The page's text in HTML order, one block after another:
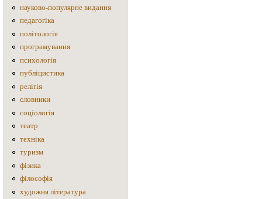
науково-популярне видання
педагогіка
політологія
програмування
психологія
публіцистика
релігія
словники
соціологія
театр
техніка
туризм
фізика
філософія
художня література